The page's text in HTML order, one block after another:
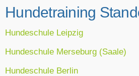
Hundetraining
Hundeschule Leipzig
Hundeschule Merseburg (Saale)
Hundeschule Berlin